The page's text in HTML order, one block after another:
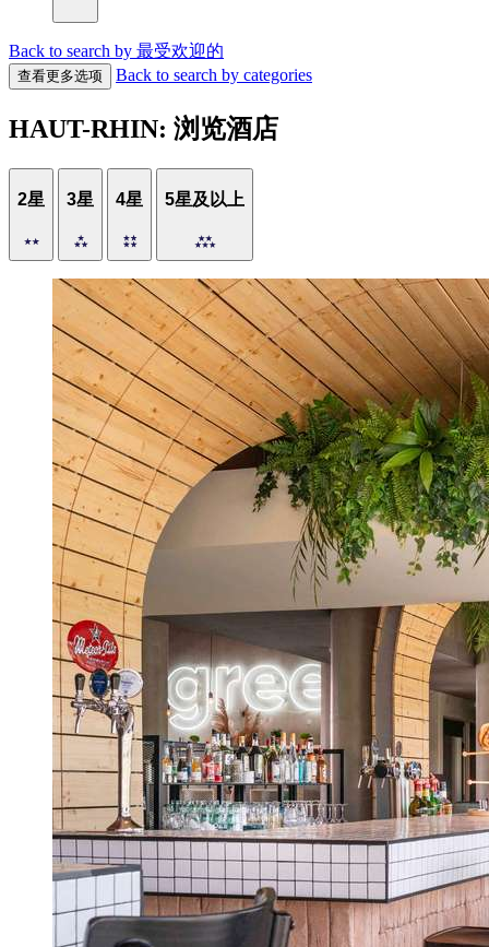
Back to search by 最受欢迎的
查看更多选项 Back to search by categories
HAUT-RHIN: 浏览酒店
2星 3星 4星 5星及以上